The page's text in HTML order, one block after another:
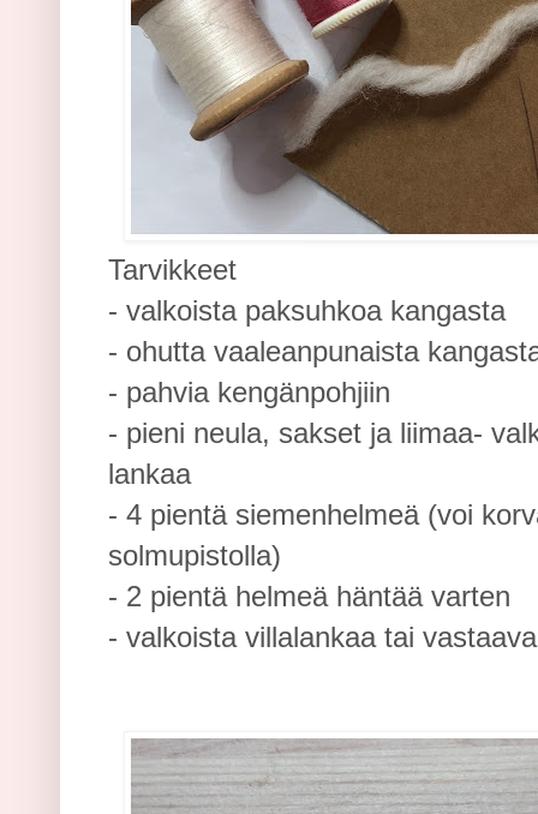
Tarvikkeet
- valkoista paksuhkoa kangasta
- ohutta vaaleanpunaista
- pahvia kengänpohjiin
- pieni neula, sakset ja liimaa-
lankaa
- 4 pientä siemenhelmeä (voi
solmupistolla)
- 2 pientä helmeä häntää varten
- valkoista villalankaa tai